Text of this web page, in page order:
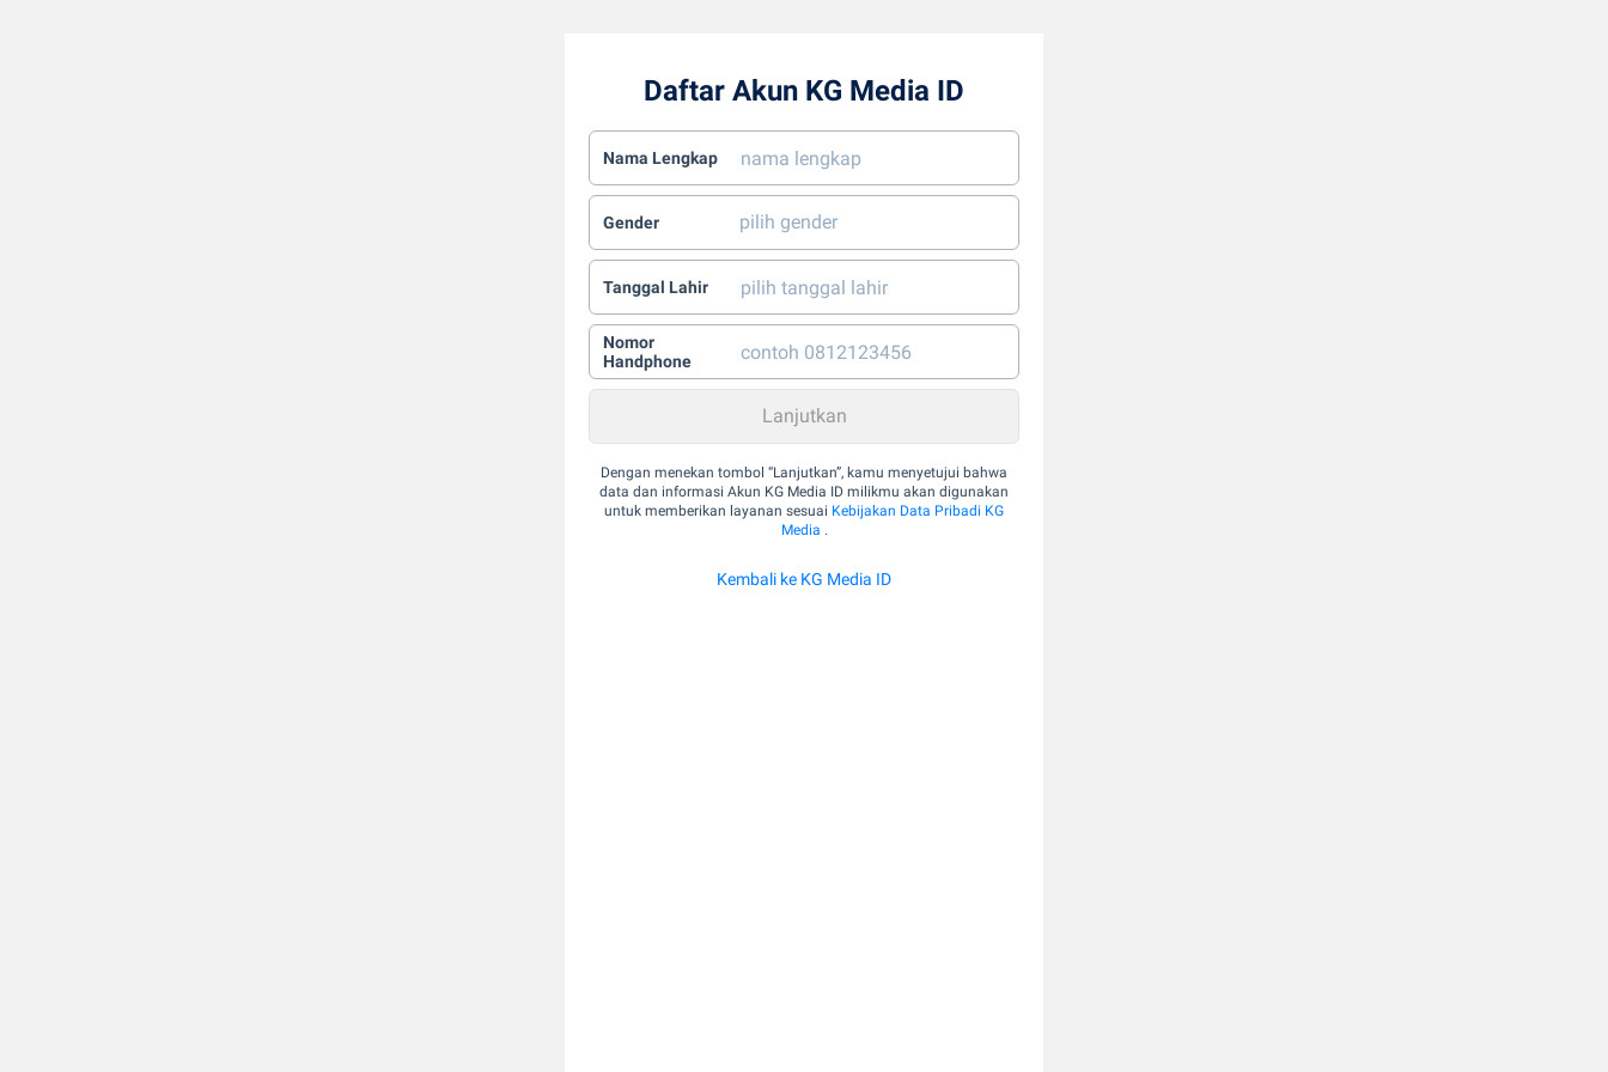
Daftar Akun KG Media ID
Nama Lengkap
Gender
Tanggal Lahir
Nomor
Handphone
Dengan menekan tombol “Lanjutkan”, kamu menyetujui bahwa
data dan informasi Akun KG Media ID milikmu akan digunakan
untuk memberikan layanan sesuai Kebijakan Data Pribadi KG
Media .
Kembali ke KG Media ID